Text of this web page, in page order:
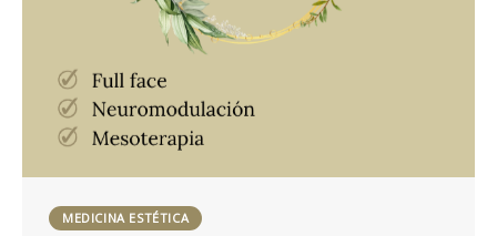
MEDICINA ESTÉTICA